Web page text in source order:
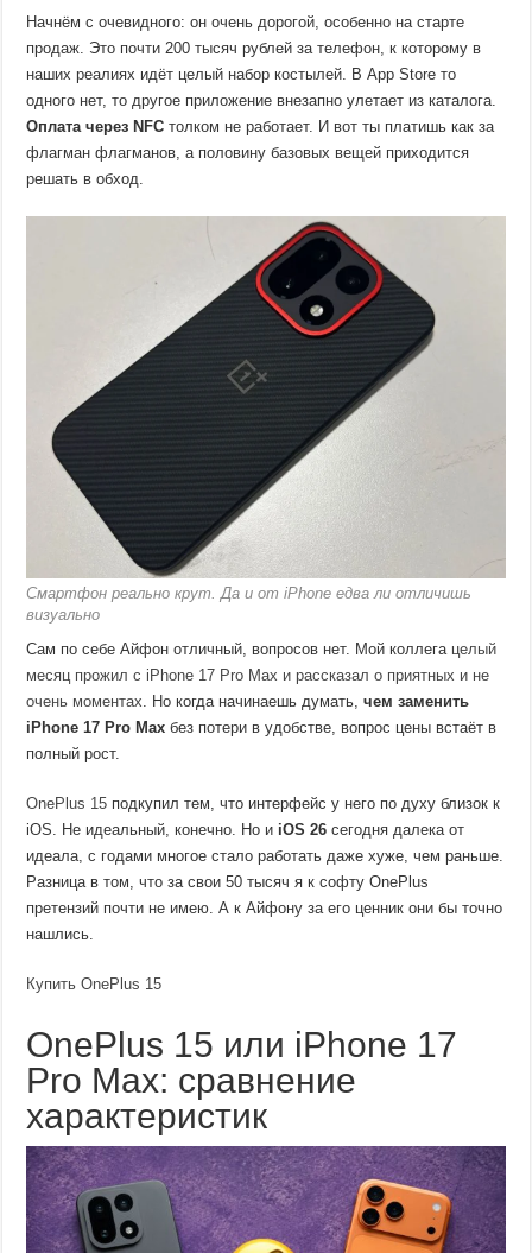
Начнём с очевидного: он очень дорогой, особенно на старте
продаж. Это почти 200 тысяч рублей за телефон, к которому в
наших реалиях идёт целый набор костылей. В App Store то
одного нет, то другое приложение внезапно улетает из каталога.
Оплата через NFC толком не работает. И вот ты платишь как за
флагман флагманов, а половину базовых вещей приходится
решать в обход.
Смартфон реально крут. Да и от iPhone едва ли отличишь
визуально
Сам по себе Айфон отличный, вопросов нет. Мой коллега целый
месяц прожил с iPhone 17 Pro Max и рассказал о приятных и не
очень моментах . Но когда начинаешь думать,чем заменить
iPhone 17 Pro Max без потери в удобстве, вопрос цены встаёт в
полный рост.
OnePlus 15 подкупил тем, что интерфейс у него по духу близок к
iOS. Не идеальный, конечно. Но и iOS 26 сегодня далека от
идеала, с годами многое стало работать даже хуже, чем раньше.
Разница в том, что за свои 50 тысяч я к софту OnePlus
претензий почти не имею. А к Айфону за его ценник они бы точно
нашлись.
Купить OnePlus 15
OnePlus 15 или iPhone 17
Pro Max: сравнение
характеристик